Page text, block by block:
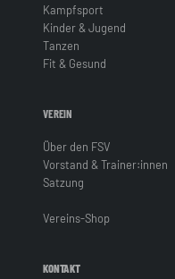
Kampfsport
Kinder & Jugend
Tanzen
Fit & Gesund
VEREIN
Über den FSV
Vorstand & Trainer:innen
Satzung
Vereins-Shop
KONTAKT